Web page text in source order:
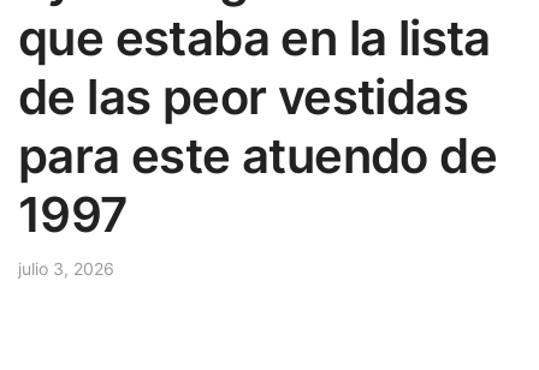
que estaba en la lista
de las peor vestidas
para este atuendo de
1997
julio 3, 2026